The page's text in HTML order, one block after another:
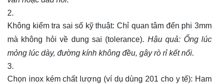
Không kiểm tra sai số kỹ thuật: Chỉ quan tâm đến phi 3mm
mà không hỏi về dung sai (tolerance). Hậu quả: Ống lúc
mỏng lúc dày, đường kính không đều, gây rò rỉ kết nối.
Chọn inox kém chất lượng (ví dụ dùng 201 cho y tế): Ham